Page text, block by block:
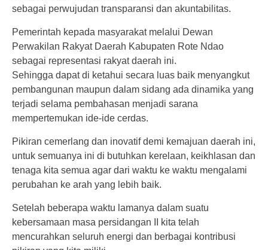
sebagai perwujudan transparansi dan akuntabilitas.
Pemerintah kepada masyarakat melalui Dewan
Perwakilan Rakyat Daerah Kabupaten Rote Ndao
sebagai representasi rakyat daerah ini.
Sehingga dapat di ketahui secara luas baik menyangkut
pembangunan maupun dalam sidang ada dinamika yang
terjadi selama pembahasan menjadi sarana
mempertemukan ide-ide cerdas.
Pikiran cemerlang dan inovatif demi kemajuan daerah ini,
untuk semuanya ini di butuhkan kerelaan, keikhlasan dan
tenaga kita semua agar dari waktu ke waktu mengalami
perubahan ke arah yang lebih baik.
Setelah beberapa waktu lamanya dalam suatu
kebersamaan masa persidangan II kita telah
mencurahkan seluruh energi dan berbagai kontribusi